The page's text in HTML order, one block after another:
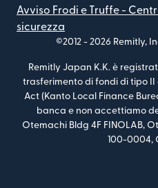
Avviso Frodi e Truffe -
sicurezza
©2012 - 2026 Remitly,
Remitly Japan K.K. è
trasferimento di fondi di tipo II
Act (Kanto Local Finance
banca e non accettiamo
Otemachi Bldg 4F FINOLAB,
100-0004,